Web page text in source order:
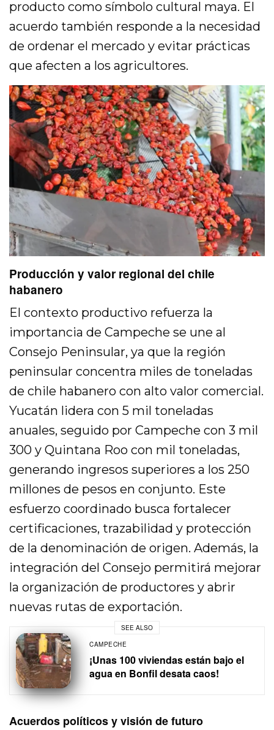
producto como símbolo cultural maya. El
acuerdo también responde a la necesidad
de ordenar el mercado y evitar prácticas
que afecten a los agricultores.
Producción y valor regional del chile
habanero
El contexto productivo refuerza la
importancia de Campeche se une al
Consejo Peninsular, ya que la región
peninsular concentra miles de toneladas
de chile habanero con alto valor comercial.
Yucatán lidera con 5 mil toneladas
anuales, seguido por Campeche con 3 mil
300 y Quintana Roo con mil toneladas,
generando ingresos superiores a los 250
millones de pesos en conjunto. Este
esfuerzo coordinado busca fortalecer
certificaciones, trazabilidad y protección
de la denominación de origen. Además, la
integración del Consejo permitirá mejorar
la organización de productores y abrir
nuevas rutas de exportación.
SEE ALSO
CAMPECHE
¡Unas 100 viviendas están bajo el
agua en Bonfil desata caos!
Acuerdos políticos y visión de futuro